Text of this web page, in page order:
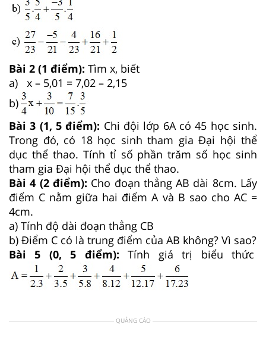
Bài 2 (1 điểm): Tìm x, biết
a) x – 5,01 = 7,02 – 2,15
b)
Bài 3 (1, 5 điểm): Chi đội lớp 6A có 45 học sinh.
Trong đó, có 18 học sinh tham gia Đại hội thể
dục thể thao. Tính tỉ số phần trăm số học sinh
tham gia Đại hội thể dục thể thao.
Bài 4 (2 điểm): Cho đoạn thẳng AB dài 8cm. Lấy
điểm C nằm giữa hai điểm A và B sao cho AC =
4cm.
a) Tính độ dài đoạn thẳng CB
b) Điểm C có là trung điểm của AB không? Vì sao?
Bài 5 (0, 5 điểm): Tính giá trị biểu thức
QUẢNG CÁO